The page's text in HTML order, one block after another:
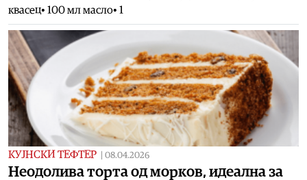
квасец• 100 мл масло• 1
КУЈНСКИ ТЕФТЕР 08.04.2026
Неодолива торта од морков, идеална за